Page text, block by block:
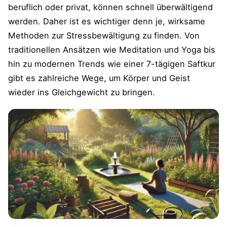
beruflich oder privat, können schnell überwältigend
werden. Daher ist es wichtiger denn je, wirksame
Methoden zur Stressbewältigung zu finden. Von
traditionellen Ansätzen wie Meditation und Yoga bis
hin zu modernen Trends wie einer 7-tägigen Saftkur
gibt es zahlreiche Wege, um Körper und Geist
wieder ins Gleichgewicht zu bringen.